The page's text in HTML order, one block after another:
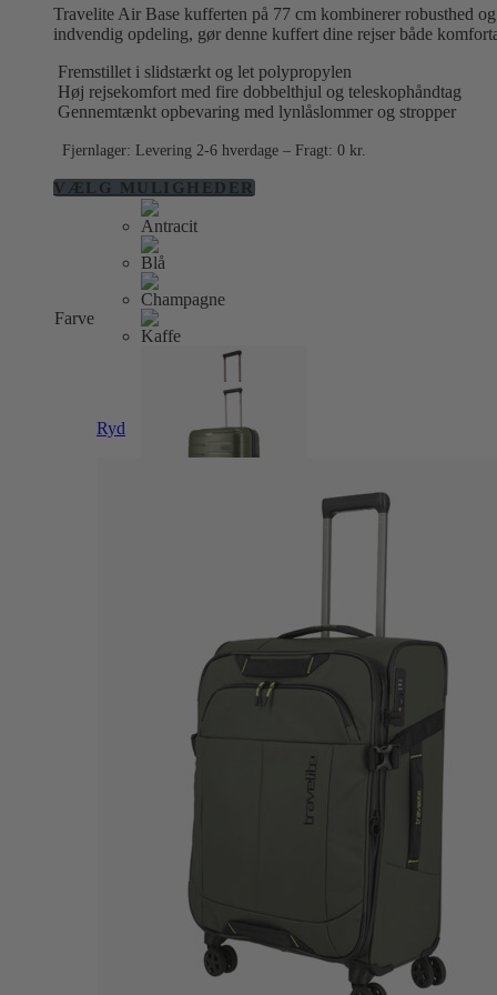
Travelite Air Base kufferten på 77 cm kombinerer robusthed
indvendig opdeling, gør denne kuffert dine rejser både
Fremstillet i slidstærkt og let polypropylen
Høj rejsekomfort med fire dobbelthjul og teleskophåndtag
Gennemtænkt opbevaring med lynlåslommer og stropper
Fjernlager: Levering 2-6 hverdage – Fragt: 0 kr.
VÆLG MULIGHEDERDette
Farve
Ryd